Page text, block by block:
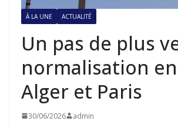
À LA UNE ACTUALITÉ
Un pas de plus
normalisation
Alger et Paris
30/06/2026 admin